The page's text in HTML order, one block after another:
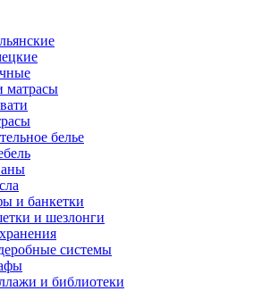
матрасы
белье
и банкетки
и шезлонги
системы
и библиотеки